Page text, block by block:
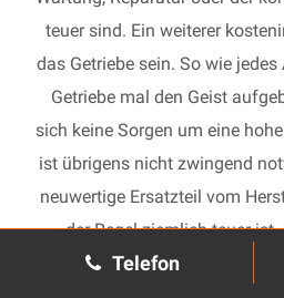
Telefon
teuer sind. Ein weiterer
das Getriebe sein. So wie
Getriebe mal den Geist
sich keine Sorgen um eine
ist übrigens nicht zwingend
neuwertige Ersatzteil vom
der Regel ziemlich teuer
Ersatzteilen kann jedes